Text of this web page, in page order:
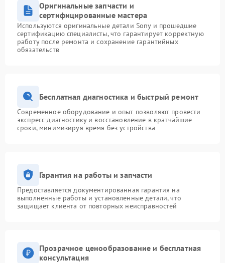
Оригинальные запчасти и
сертифицированные мастера
Используются оригинальные детали Sony и прошедшие
сертификацию специалисты, что гарантирует корректную
работу после ремонта и сохранение гарантийных
обязательств
Бесплатная диагностика и быстрый ремонт
Современное оборудование и опыт позволяют провести
экспресс-диагностику и восстановление в кратчайшие
сроки, минимизируя время без устройства
Гарантия на работы и запчасти
Предоставляется документированная гарантия на
выполненные работы и установленные детали, что
защищает клиента от повторных неисправностей
Прозрачное ценообразование и бесплатная
консультация